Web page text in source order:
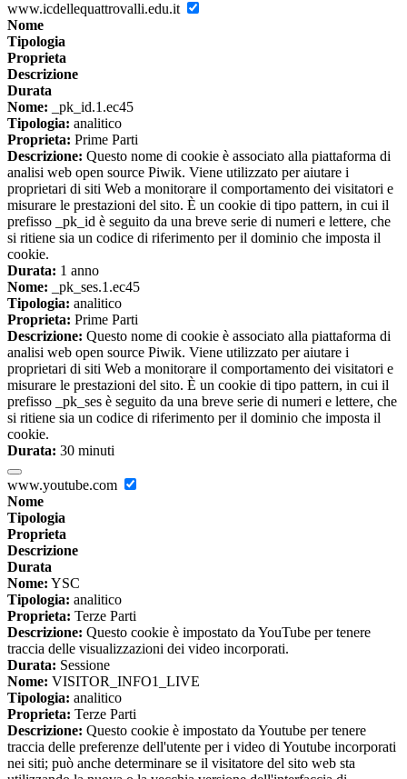
www.icdellequattrovalli.edu.it
Nome
Tipologia
Proprieta
Descrizione
Durata
Nome: _pk_id.1.ec45
Tipologia: analitico
Proprieta: Prime Parti
Descrizione: Questo nome di cookie è associato alla piattaforma di
analisi web open source Piwik. Viene utilizzato per aiutare i
proprietari di siti Web a monitorare il comportamento dei visitatori e
misurare le prestazioni del sito. È un cookie di tipo pattern, in cui il
prefisso _pk_id è seguito da una breve serie di numeri e lettere, che
si ritiene sia un codice di riferimento per il dominio che imposta il
cookie.
Durata: 1 anno
Nome: _pk_ses.1.ec45
Tipologia: analitico
Proprieta: Prime Parti
Descrizione: Questo nome di cookie è associato alla piattaforma di
analisi web open source Piwik. Viene utilizzato per aiutare i
proprietari di siti Web a monitorare il comportamento dei visitatori e
misurare le prestazioni del sito. È un cookie di tipo pattern, in cui il
prefisso _pk_ses è seguito da una breve serie di numeri e lettere, che
si ritiene sia un codice di riferimento per il dominio che imposta il
cookie.
Durata: 30 minuti
www.youtube.com
Nome
Tipologia
Proprieta
Descrizione
Durata
Nome: YSC
Tipologia: analitico
Proprieta: Terze Parti
Descrizione: Questo cookie è impostato da YouTube per tenere
traccia delle visualizzazioni dei video incorporati.
Durata: Sessione
Nome: VISITOR_INFO1_LIVE
Tipologia: analitico
Proprieta: Terze Parti
Descrizione: Questo cookie è impostato da Youtube per tenere
traccia delle preferenze dell'utente per i video di Youtube incorporati
nei siti; può anche determinare se il visitatore del sito web sta